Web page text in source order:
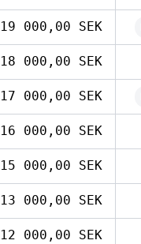
19 000,00 SEK
18 000,00 SEK
17 000,00 SEK
16 000,00 SEK
15 000,00 SEK
13 000,00 SEK
12 000,00 SEK